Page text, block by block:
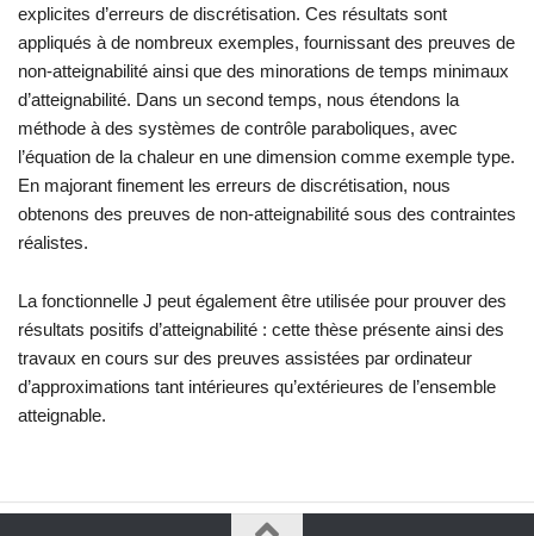
explicites d’erreurs de discrétisation. Ces résultats sont
appliqués à de nombreux exemples, fournissant des preuves de
non-atteignabilité ainsi que des minorations de temps minimaux
d’atteignabilité. Dans un second temps, nous étendons la
méthode à des systèmes de contrôle paraboliques, avec
l’équation de la chaleur en une dimension comme exemple type.
En majorant finement les erreurs de discrétisation, nous
obtenons des preuves de non-atteignabilité sous des contraintes
réalistes.
La fonctionnelle J peut également être utilisée pour prouver des
résultats positifs d’atteignabilité : cette thèse présente ainsi des
travaux en cours sur des preuves assistées par ordinateur
d’approximations tant intérieures qu’extérieures de l’ensemble
atteignable.